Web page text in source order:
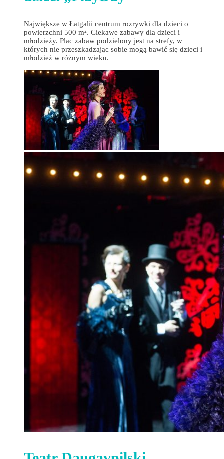
Największe w Łatgalii centrum rozrywki dla dzieci o
powierzchni 500 m². Ciekawe zabawy dla dzieci i
młodzieży. Plac zabaw podzielony jest na strefy, w
których nie przeszkadzając sobie mogą bawić się dzieci i
młodzież w różnym wieku.